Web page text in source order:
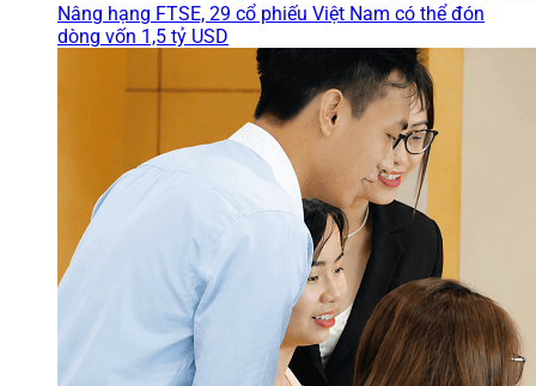
Nâng hạng FTSE, 29 cổ phiếu Việt Nam có thể đón
dòng vốn 1,5 tỷ USD